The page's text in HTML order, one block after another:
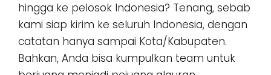
hingga ke pelosok Indonesia? Tenang, sebab
kami siap kirim ke seluruh Indonesia, dengan
catatan hanya sampai Kota/Kabupaten.
Bahkan, Anda bisa kumpulkan team untuk